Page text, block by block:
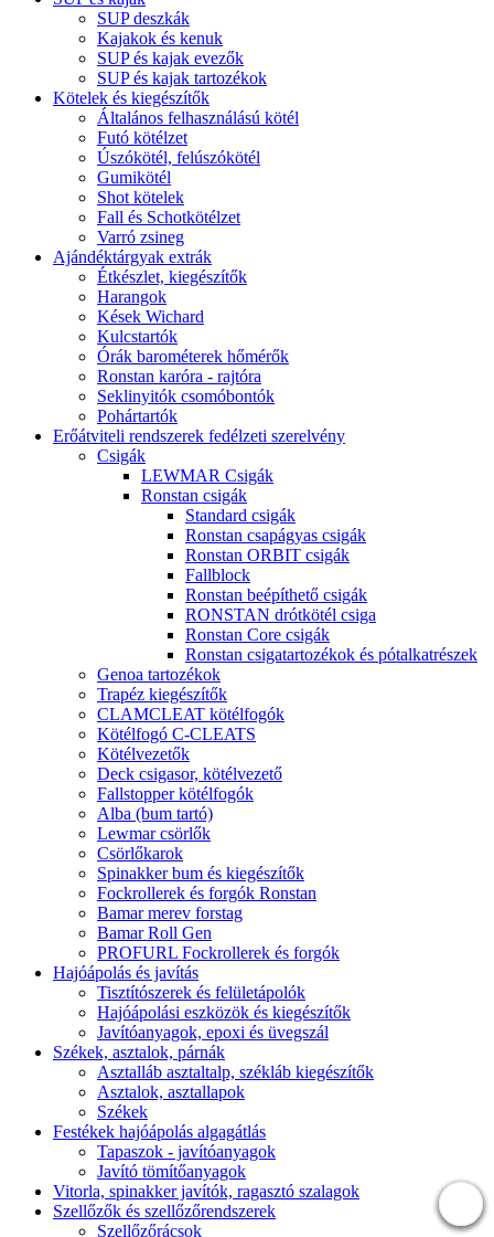
SUP deszkák
Kajakok és kenuk
SUP és kajak evezők
SUP és kajak tartozékok
Kötelek és kiegészítők
Általános felhasználású kötél
Futó kötélzet
Úszókötél, felúszókötél
Gumikötél
Shot kötelek
Fall és Schotkötélzet
Varró zsineg
Ajándéktárgyak extrák
Étkészlet, kiegészítők
Harangok
Kések Wichard
Kulcstartók
Órák barométerek hőmérők
Ronstan karóra - rajtóra
Seklinyitók csomóbontók
Pohártartók
Erőátviteli rendszerek fedélzeti szerelvény
Csigák
LEWMAR Csigák
Ronstan csigák
Standard csigák
Ronstan csapágyas csigák
Ronstan ORBIT csigák
Fallblock
Ronstan beépíthető csigák
RONSTAN drótkötél csiga
Ronstan Core csigák
Ronstan csigatartozékok és pótalkatrészek
Genoa tartozékok
Trapéz kiegészítők
CLAMCLEAT kötélfogók
Kötélfogó C-CLEATS
Kötélvezetők
Deck csigasor, kötélvezető
Fallstopper kötélfogók
Alba (bum tartó)
Lewmar csörlők
Csörlőkarok
Spinakker bum és kiegészítők
Fockrollerek és forgók Ronstan
Bamar merev forstag
Bamar Roll Gen
PROFURL Fockrollerek és forgók
Hajóápolás és javítás
Tisztítószerek és felületápolók
Hajóápolási eszközök és kiegészítők
Javítóanyagok, epoxi és üvegszál
Székek, asztalok, párnák
Asztalláb asztaltalp, székláb kiegészítők
Asztalok, asztallapok
Székek
Festékek hajóápolás algagátlás
Tapaszok - javítóanyagok
Javító tömítőanyagok
Vitorla, spinakker javítók, ragasztó szalagok
Szellőzők és szellőzőrendszerek
Szellőzőrácsok